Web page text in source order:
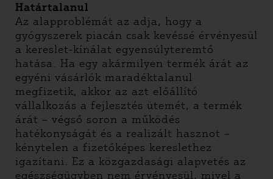
Határtalanul
Az alapproblémát az adja, hogy a
gyógyszerek piacán csak kevéssé érvényesül
a kereslet-kínálat egyensúlyteremtő
hatása. Ha egy akármilyen termék árát az
egyéni vásárlók maradéktalanul
megfizetik, akkor az azt előállító
vállalkozás a fejlesztés ütemét, a termék
árát – végső soron a működés
hatékonyságát és a realizált hasznot –
kénytelen a fizetőképes kereslethez
igazítani. Ez a közgazdasági alapvetés az
egészségügyben nem érvényesül, mivel a